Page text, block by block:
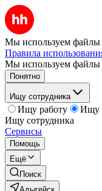
Мы используем файлы
Правила
Мы используем файлы
Понятно
Ищу сотрудника
Ищу работу
Ищу
Ищу сотрудника
Сервисы
Помощь
Ещё
Поиск